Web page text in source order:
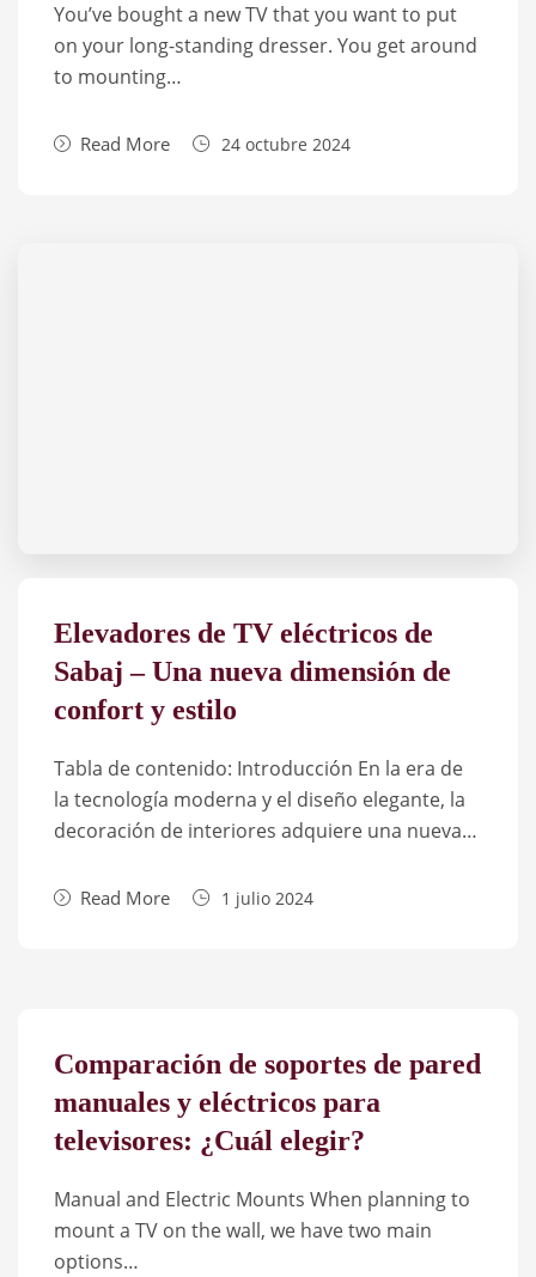
You’ve bought a new TV that you want to put
on your long-stan­ding dres­ser. You get aro­und
to moun­ting…
Read More 24 octubre 2024
Elevadores de TV eléctricos de
Sabaj – Una nueva dimensión de
confort y estilo
Tabla de contenido: Introducción En la era de
la tecnología moderna y el diseño elegante, la
decoración de interiores adquiere una nueva…
Read More 1 julio 2024
Comparación de soportes de pared
manuales y eléctricos para
televisores: ¿Cuál elegir?
Manual and Electric Mounts When planning to
mount a TV on the wall, we have two main
options…